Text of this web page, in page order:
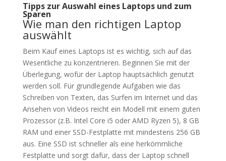
Tipps zur Auswahl eines Laptops und zum
Sparen
Wie man den richtigen Laptop
auswählt
Beim Kauf eines Laptops ist es wichtig, sich auf das
Wesentliche zu konzentrieren. Beginnen Sie mit der
Überlegung, wofür der Laptop hauptsächlich genutzt
werden soll. Für grundlegende Aufgaben wie das
Schreiben von Texten, das Surfen im Internet und das
Ansehen von Videos reicht ein Modell mit einem guten
Prozessor (z.B. Intel Core i5 oder AMD Ryzen 5), 8 GB
RAM und einer SSD-Festplatte mit mindestens 256 GB
aus. Eine SSD ist schneller als eine herkömmliche
Festplatte und sorgt dafür, dass der Laptop schnell